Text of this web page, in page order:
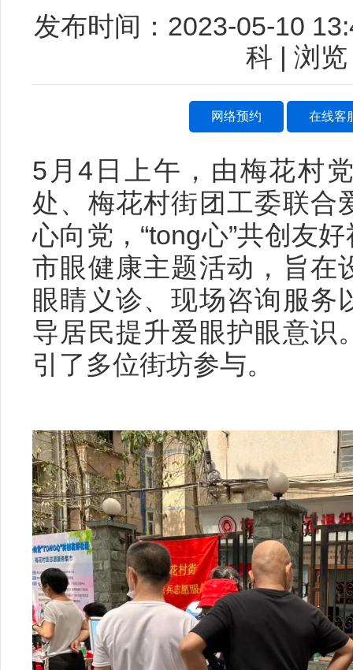
发布时间：2023-05-10
科 | 浏
网络预约 在线客
5月4日上午，由梅花村
处、梅花村街团工委联合
心向党，“tong心”共创友
市眼健康主题活动，旨在
眼睛义诊、现场咨询服务
导居民提升爱眼护眼意识
引了多位街坊参与。